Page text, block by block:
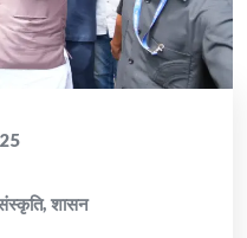
, शासन